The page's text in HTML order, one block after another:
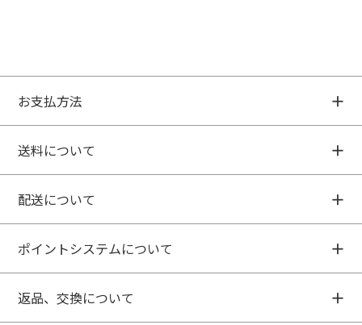
お支払方法
送料について
配送について
ポイントシステムについて
返品、交換について